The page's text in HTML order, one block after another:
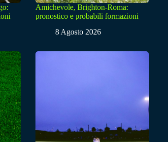
Amichevole, Brighton-Roma:
pronostico e probabili formazioni
8 Agosto 2026